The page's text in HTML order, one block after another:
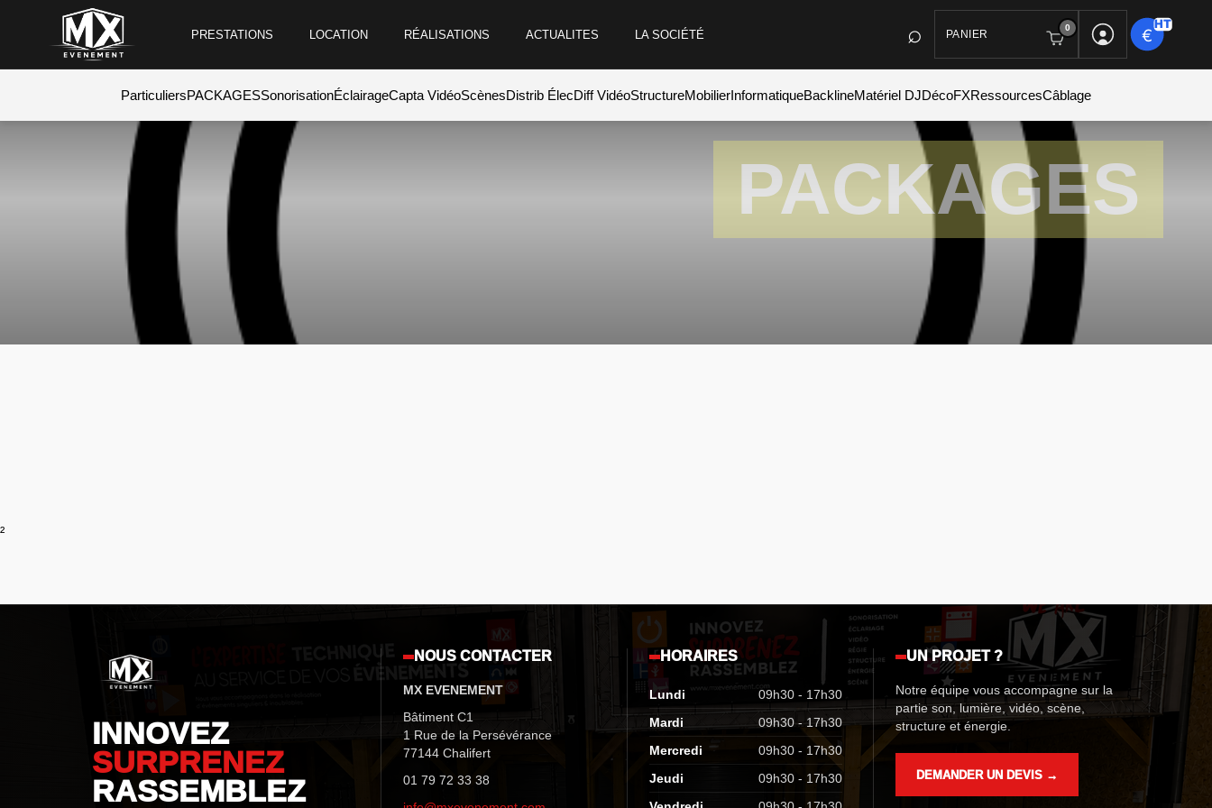
PRESTATIONS LOCATION RÉALISATIONS ACTUALITES LA SOCIÉTÉ PANIER
0
ParticuliersPACKAGESSonorisationÉclairageCapta VidéoScènesDistrib ÉlecDiff VidéoStructureMobilierInformatiqueBacklineMatériel DJDécoFXRessourcesCâblage
PACKAGES
²
INNOVEZ
SURPRENEZ
RASSEMBLEZ
NOUS CONTACTER
MX EVENEMENT
Bâtiment C1
1 Rue de la Persévérance
77144 Chalifert
01 79 72 33 38
HORAIRES
Lundi
09h30 - 17h30
Mardi
09h30 - 17h30
Mercredi
09h30 - 17h30
Jeudi
09h30 - 17h30
UN PROJET ?
Notre équipe vous accompagne sur la
partie son, lumière, vidéo, scène,
structure et énergie.
DEMANDER UN DEVIS →